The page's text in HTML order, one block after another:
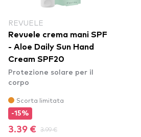
REVUELE
Revuele crema mani SPF
- Aloe Daily Sun Hand
Cream SPF20
Protezione solare per il
corpo
Scorta limitata
-15%
3.39 € 3.99 €